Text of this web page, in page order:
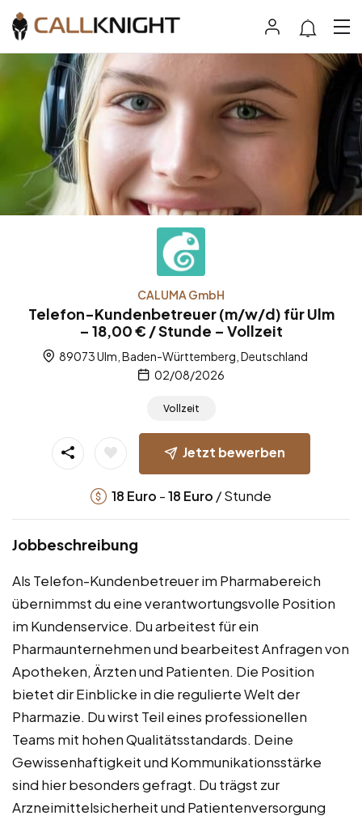
CALUMA GmbH
Telefon-Kundenbetreuer (m/w/d) für Ulm
– 18,00 € / Stunde – Vollzeit
89073 Ulm, Baden-Württemberg, Deutschland
02/08/2026
Vollzeit
Jetzt bewerben
18 Euro -18 Euro / Stunde
Jobbeschreibung
Als Telefon-Kundenbetreuer im Pharmabereich
übernimmst du eine verantwortungsvolle Position
im Kundenservice. Du arbeitest für ein
Pharmaunternehmen und bearbeitest Anfragen von
Apotheken, Ärzten und Patienten. Die Position
bietet dir Einblicke in die regulierte Welt der
Pharmazie. Du wirst Teil eines professionellen
Teams mit hohen Qualitätsstandards. Deine
Gewissenhaftigkeit und Kommunikationsstärke
sind hier besonders gefragt. Du trägst zur
Arzneimittelsicherheit und Patientenversorgung